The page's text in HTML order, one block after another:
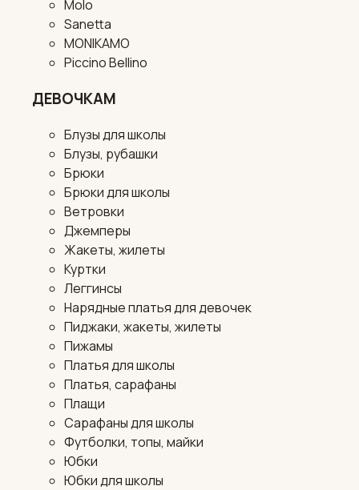
Molo
Sanetta
MONIKAMO
Piccino Bellino
ДЕВОЧКАМ
Блузы для школы
Блузы, рубашки
Брюки
Брюки для школы
Ветровки
Джемперы
Жакеты, жилеты
Куртки
Леггинсы
Нарядные платья для девочек
Пиджаки, жакеты, жилеты
Пижамы
Платья для школы
Платья, сарафаны
Плащи
Сарафаны для школы
Футболки, топы, майки
Юбки
Юбки для школы